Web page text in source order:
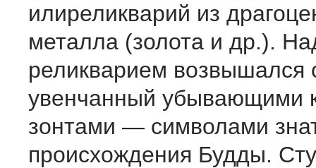
илиреликварий из
металла (золота и др.).
реликварием возвышался
увенчанный убывающими
зонтами — символами
происхождения Будды.